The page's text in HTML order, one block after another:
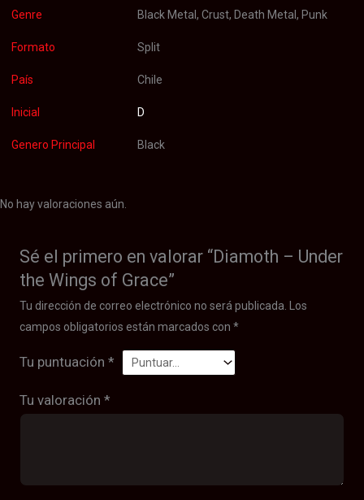
Genre Black Metal, Crust, Death Metal, Punk
Formato Split
País Chile
Inicial D
Genero Principal Black
No hay valoraciones aún.
Sé el primero en valorar “Diamoth – Under
the Wings of Grace”
Tu dirección de correo electrónico no será publicada.
Los
campos obligatorios están marcados con*
Tu puntuación*
Tu valoración*